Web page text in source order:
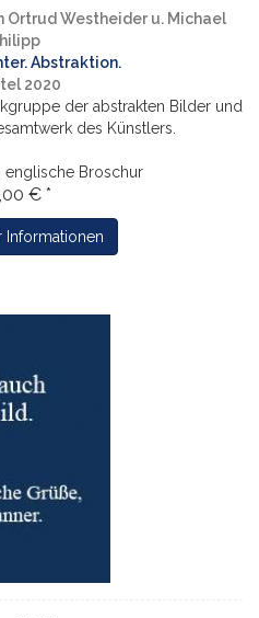
Ortrud Westheider u. Michael
Abstraktion.
2020
der abstrakten Bilder und
des Künstlers.
englische Broschur
€ *
Informationen